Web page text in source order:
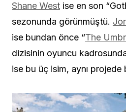
Shane West ise en son
sezonunda görünmüştü.
ise bundan önce “The
dizisinin oyuncu
ise bu üç isim, aynı projede